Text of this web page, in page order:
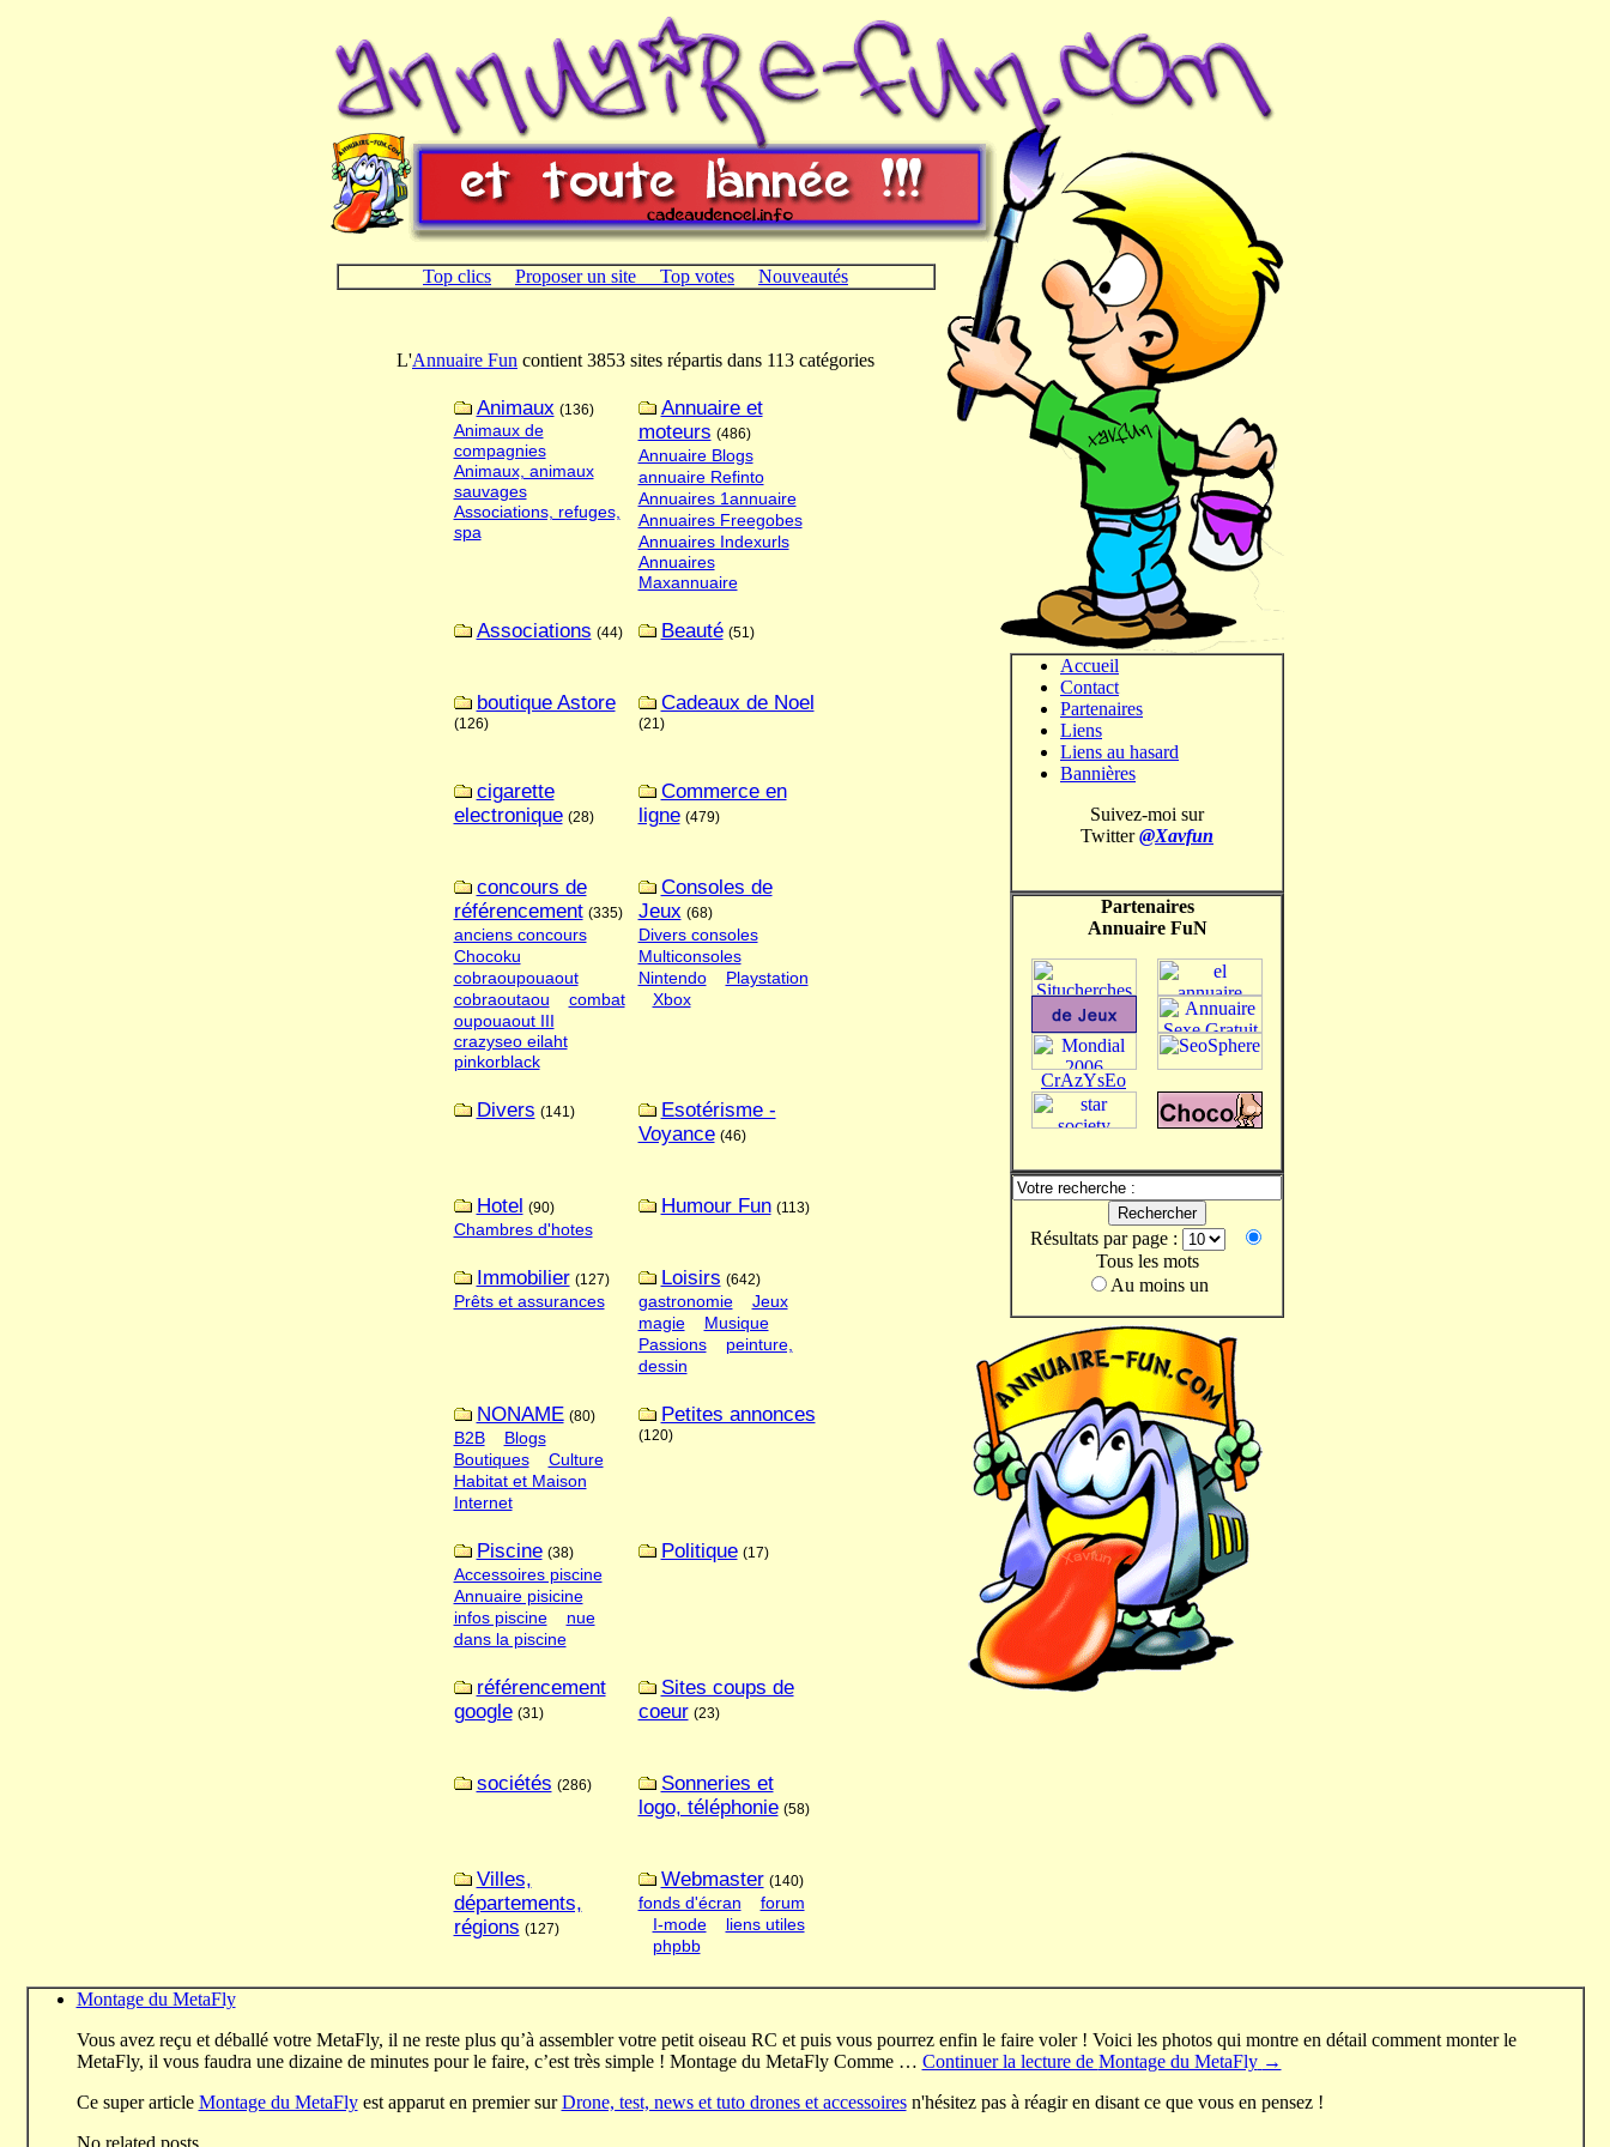
Top clics Proposer un site Top votes Nouveautés
L'Annuaire Fun contient 3853 sites répartis dans 113 catégories
Animaux (136)
Animaux de
compagnies
Animaux, animaux
sauvages
Associations, refuges,
spa
Annuaire et
moteurs (486)
Annuaire Blogs
annuaire Refinto
Annuaires 1annuaire
Annuaires Freegobes
Annuaires Indexurls
Annuaires
Maxannuaire
Associations (44) Beauté (51)
boutique Astore
(126)
Cadeaux de Noel
(21)
cigarette
electronique (28)
Commerce en
ligne (479)
concours de
référencement (335)
anciens concours
Chocoku
cobraoupouaout
cobraoutaou
combat
oupouaout III
crazyseo eilaht
pinkorblack
Consoles de
Jeux (68)
Divers consoles
Multiconsoles
Nintendo
Playstation
Xbox
Divers (141)
Esotérisme -
Voyance (46)
Hotel (90)
Chambres d'hotes
Humour Fun (113)
Immobilier (127)
Prêts et assurances
Loisirs (642)
gastronomie
Jeux
magie
Musique
Passions
peinture,
dessin
NONAME (80)
B2B
Blogs
Boutiques
Culture
Habitat et Maison
Internet
Petites annonces
(120)
Piscine (38)
Accessoires piscine
Annuaire pisicine
infos piscine
nue
dans la piscine
Politique (17)
référencement
google (31)
Sites coups de
coeur (23)
sociétés (286)
Sonneries et
logo, téléphonie (58)
Villes,
départements,
régions (127)
Webmaster (140)
fonds d'écran
forum
I-mode
liens utiles
phpbb
Accueil
Contact
Partenaires
Liens
Liens au hasard
Bannières
Suivez-moi sur
Twitter@Xavfun
Partenaires
Annuaire FuN
CrAzYsEo
Résultats par page :
Tous les mots
Au moins un
Montage du MetaFly
Vous avez reçu et déballé votre MetaFly, il ne reste plus qu’à assembler votre petit oiseau RC et puis vous pourrez enfin le faire voler ! Voici les photos qui montre en détail comment monter le
MetaFly, il vous faudra une dizaine de minutes pour le faire, c’est très simple ! Montage du MetaFly Comme … Continuer la lecture de Montage du MetaFly →
Ce super article Montage du MetaFlyest apparut en premier surDrone, test, news et tuto drones et accessoiresn'hésitez pas à réagir en disant ce que vous en pensez !
No related posts.